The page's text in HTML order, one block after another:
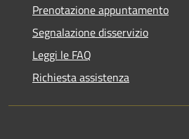
Prenotazione appuntamento
Segnalazione disservizio
Leggi le FAQ
Richiesta assistenza